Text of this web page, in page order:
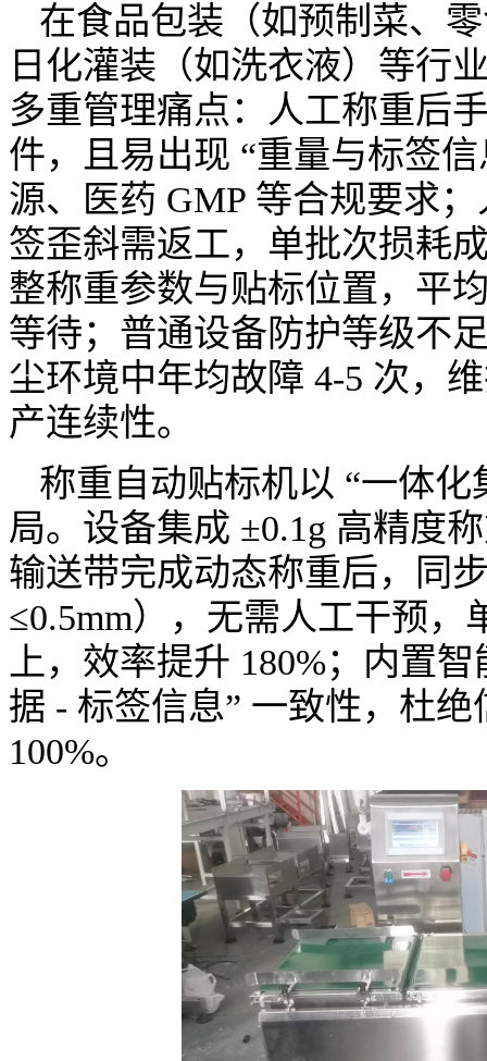
在食品包装（如预制菜、
日化灌装（如洗衣液）等行
多重管理痛点：人工称重后
件，且易出现 “重量与标签
源、医药 GMP 等合规要求
签歪斜需返工，单批次损耗
整称重参数与贴标位置，平
等待；普通设备防护等级不
尘环境中年均故障 4-5 次，
产连续性。
称重自动贴标机以 “一体
局。设备集成 ±0.1g 高精度
输送带完成动态称重后，同
≤0.5mm），无需人工干预，
上，效率提升 180%；内置
据 - 标签信息” 一致性，杜
100%。